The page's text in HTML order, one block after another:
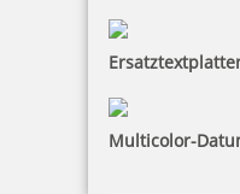
Multicolor-